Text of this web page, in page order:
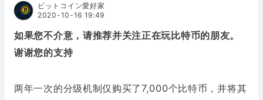
ビットコイン愛好家
2020-10-16 19:49
如果您不介意，请推荐并关注正在玩比特币的朋友。
谢谢您的支持
两年一次的分级机制仅购买了7,000个比特币，并将其